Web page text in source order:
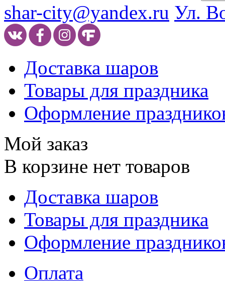
shar-city@yandex.ru Ул.
Доставка шаров
Товары для праздника
Оформление
Мой заказ
В корзине нет товаров
Доставка шаров
Товары для праздника
Оформление
Оплата